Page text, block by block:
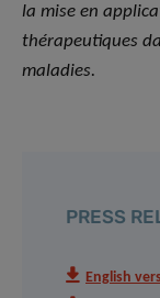
la mise en
thérapeutiques
maladies.
PRESS
English